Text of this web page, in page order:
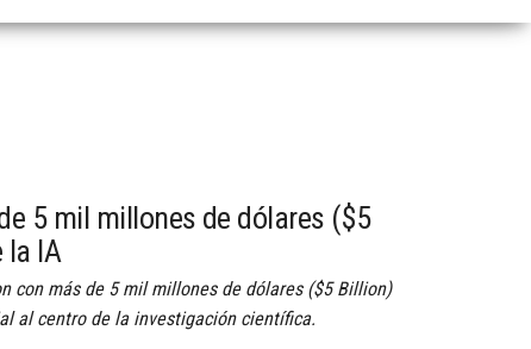
5 mil millones de dólares ($5
la IA
con más de 5 mil millones de dólares ($5 Billion)
al centro de la investigación científica.